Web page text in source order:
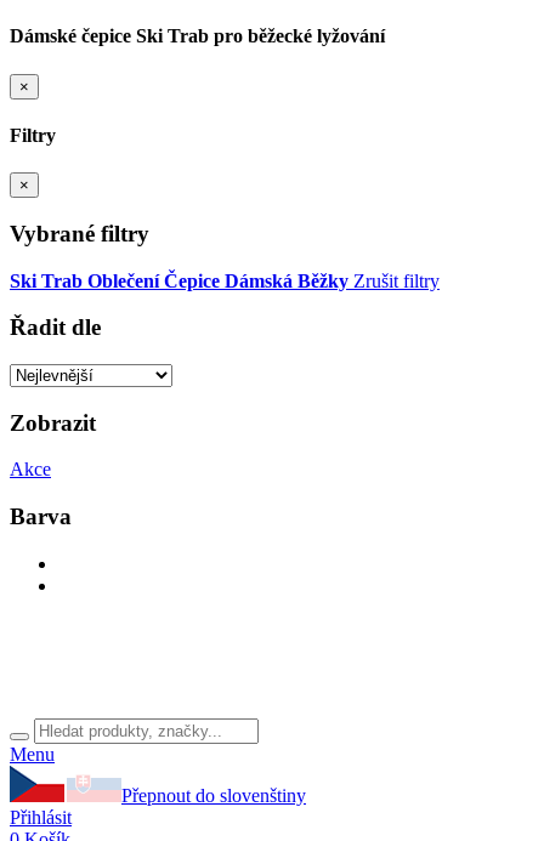
Dámské čepice Ski Trab pro běžecké lyžování
×
Filtry
×
Vybrané filtry
Ski Trab Oblečení Čepice Dámská Běžky Zrušit filtry
Řadit dle
Zobrazit
Akce
Barva
Menu
Přepnout do slovenštiny
Přihlásit